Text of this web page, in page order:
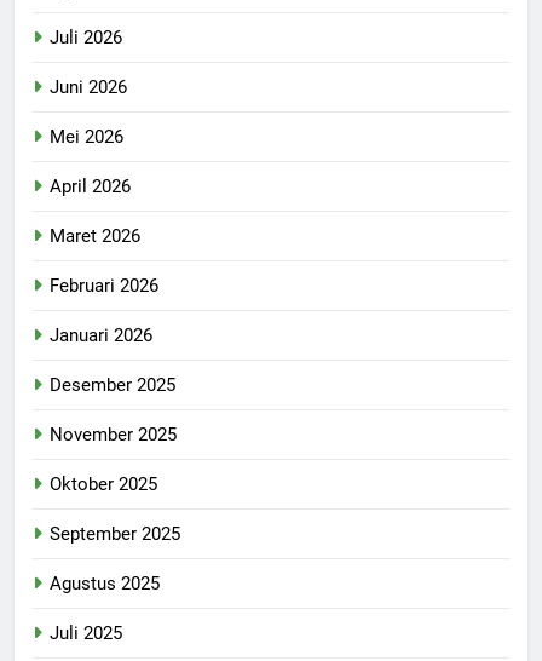
Juli 2026
Juni 2026
Mei 2026
April 2026
Maret 2026
Februari 2026
Januari 2026
Desember 2025
November 2025
Oktober 2025
September 2025
Agustus 2025
Juli 2025